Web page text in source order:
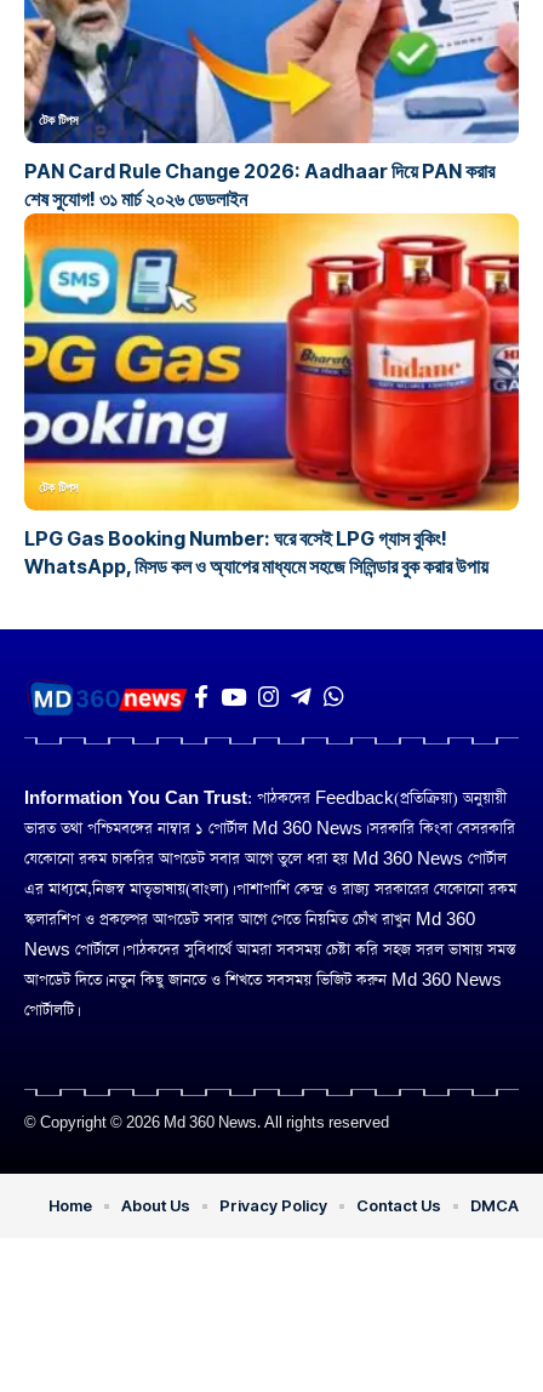
টেক টিপস
PAN Card Rule Change 2026: Aadhaar দিয়ে PAN করার
শেষ সুযোগ! ৩১ মার্চ ২০২৬ ডেডলাইন
টেক টিপস
LPG Gas Booking Number: ঘরে বসেই LPG গ্যাস বুকিং!
WhatsApp, মিসড কল ও অ্যাপের মাধ্যমে সহজে সিলিন্ডার বুক করার উপায়
Information You Can Trust: পাঠকদের Feedback(প্রতিক্রিয়া) অনুয়ায়ী
ভারত তথা পশ্চিমবঙ্গের নাম্বার ১ পোর্টাল Md 360 News। সরকারি কিংবা বেসরকারি
যেকোনো রকম চাকরির আপডেট সবার আগে তুলে ধরা হয় Md 360 News পোর্টাল
এর মাধ্যমে,নিজস্ব মাতৃভাষায়(বাংলা)। পাশাপাশি কেন্দ্র ও রাজ্য সরকারের যেকোনো রকম
স্কলারশিপ ও প্রকল্পের আপডেট সবার আগে পেতে নিয়মিত চোঁখ রাখুন Md 360
News পোর্টালে। পাঠকদের সুবিধার্থে আমরা সবসময় চেষ্টা করি সহজ সরল ভাষায় সমস্ত
আপডেট দিতে। নতুন কিছু জানতে ও শিখতে সবসময় ভিজিট করুন Md 360 News
পোর্টালটি।
© Copyright © 2026 Md 360 News. All rights reserved
Home About Us Privacy Policy Contact Us DMCA